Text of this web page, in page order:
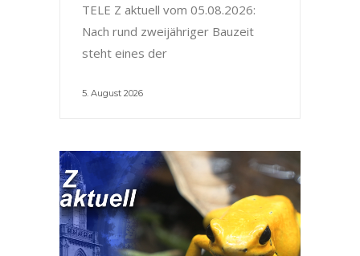
TELE Z aktuell vom 05.08.2026:
Nach rund zweijähriger Bauzeit
steht eines der
5. August 2026